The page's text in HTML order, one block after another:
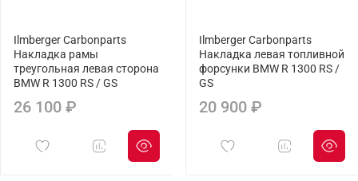
Ilmberger Carbonparts
Накладка рамы
треугольная левая сторона
BMW R 1300 RS / GS
26 100 ₽
Ilmberger Carbonparts
Накладка левая топливной
форсунки BMW R 1300 RS /
GS
20 900 ₽